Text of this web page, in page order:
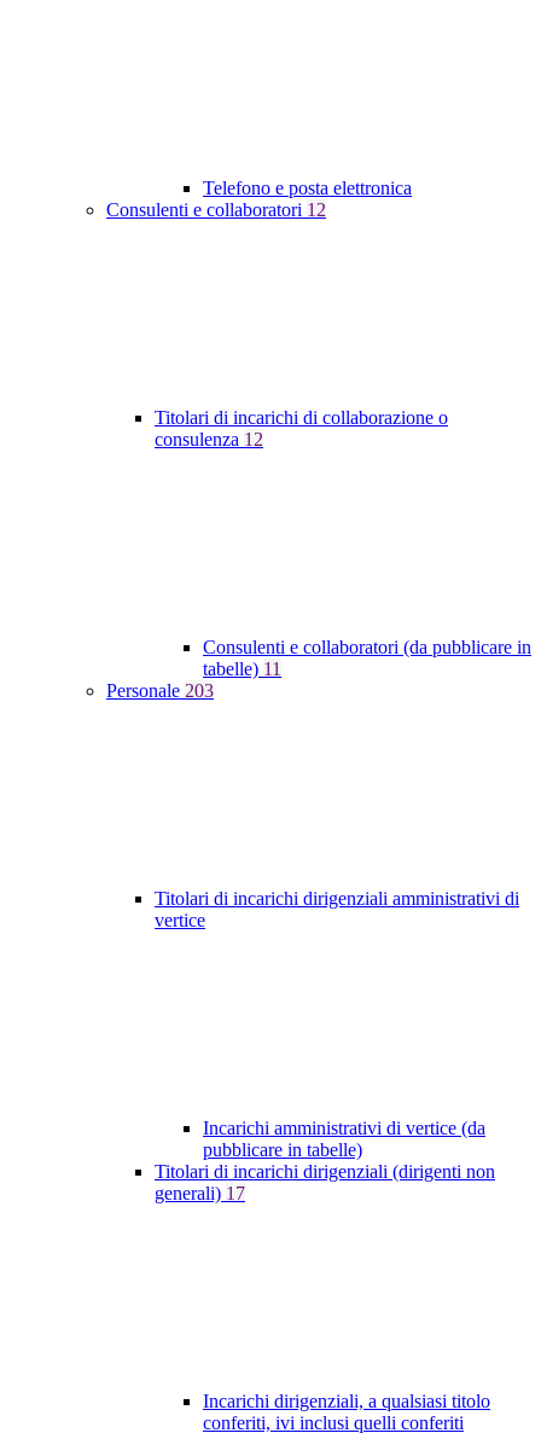
Telefono e posta elettronica
Consulenti e collaboratori 12
Titolari di incarichi di collaborazione o
consulenza 12
Consulenti e collaboratori (da pubblicare in
tabelle) 11
Personale 203
Titolari di incarichi dirigenziali amministrativi di
vertice
Incarichi amministrativi di vertice (da
pubblicare in tabelle)
Titolari di incarichi dirigenziali (dirigenti non
generali) 17
Incarichi dirigenziali, a qualsiasi titolo
conferiti, ivi inclusi quelli conferiti